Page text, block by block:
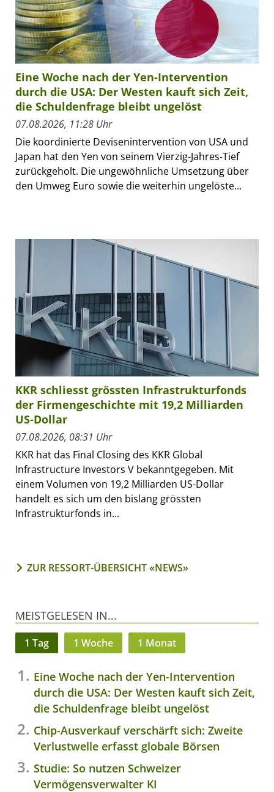
Eine Woche nach der Yen-Intervention
durch die USA: Der Westen kauft sich Zeit,
die Schuldenfrage bleibt ungelöst
07.08.2026, 11:28 Uhr
Die koordinierte Devisenintervention von USA und
Japan hat den Yen von seinem Vierzig-Jahres-Tief
zurückgeholt. Die ungewöhnliche Umsetzung über
den Umweg Euro sowie die weiterhin ungelöste...
KKR schliesst grössten Infrastrukturfonds
der Firmengeschichte mit 19,2 Milliarden
US-Dollar
07.08.2026, 08:31 Uhr
KKR hat das Final Closing des KKR Global
Infrastructure Investors V bekanntgegeben. Mit
einem Volumen von 19,2 Milliarden US-Dollar
handelt es sich um den bislang grössten
Infrastrukturfonds in...
ZUR RESSORT-ÜBERSICHT «NEWS»
MEISTGELESEN IN...
1 Tag 1 Woche 1 Monat
Eine Woche nach der Yen-Intervention
durch die USA: Der Westen kauft sich Zeit,
die Schuldenfrage bleibt ungelöst
Chip-Ausverkauf verschärft sich: Zweite
Verlustwelle erfasst globale Börsen
Studie: So nutzen Schweizer
Vermögensverwalter KI